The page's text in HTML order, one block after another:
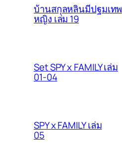
บ้านสกุลหลินมีปฐมเทพ
หญิง เล่ม 19
Set SPY x FAMILY เล่ม
01-04
SPY x FAMILY เล่ม
05